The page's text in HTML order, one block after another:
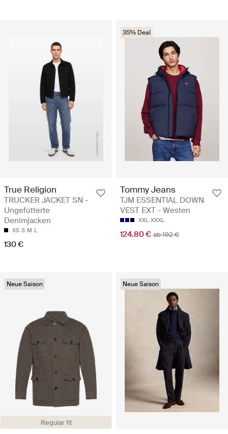
True Religion
TRUCKER JACKET SN -
Ungefütterte
Denimjacken
XS S M L
130 €
35% Deal
Tommy Jeans
TJM ESSENTIAL DOWN
VEST EXT - Westen
XXL XXXL
124.80 € ab 192 €
Regular fit
Neue Saison Neue Saison